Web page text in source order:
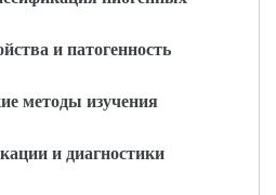
и патогенность
методы изучения
и диагностики